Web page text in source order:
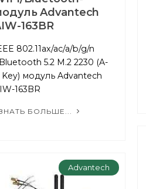
Advantech
163BR
802.11ax/ac/a/b/g/n
5.2 M.2 2230 (A-
Key) модуль Advantech
163BR
БОЛЬШЕ...
Advantech